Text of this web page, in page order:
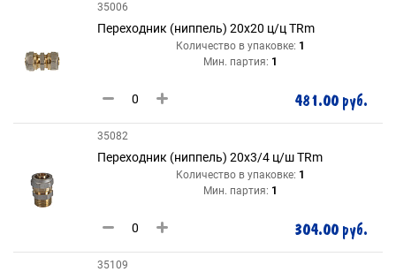
35006
Переходник (ниппель) 20х20 ц/ц TRm
Количество в упаковке: 1
Мин. партия: 1
481.00 руб.
35082
Переходник (ниппель) 20х3/4 ц/ш TRm
Количество в упаковке: 1
Мин. партия: 1
304.00 руб.
35109